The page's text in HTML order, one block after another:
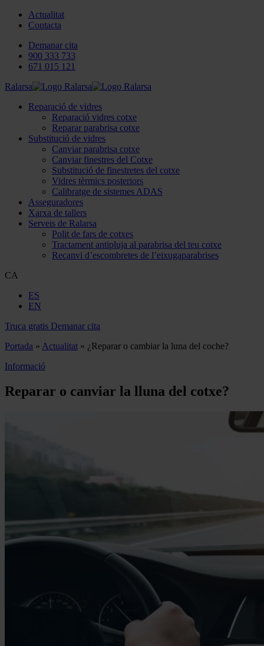
Actualitat
Contacta
Demanar cita
900 333 733
671 015 121
Ralarsa
Reparació de vidres
Reparació vidres cotxe
Reparar parabrisa cotxe
Substitució de vidres
Canviar parabrisa cotxe
Canviar finestres del Cotxe
Substitució de finestretes del cotxe
Vidres tèrmics posteriors
Calibratge de sistemes ADAS
Asseguradores
Xarxa de tallers
Serveis de Ralarsa
Polit de fars de cotxes
Tractament antipluja al parabrisa del teu cotxe
Recanvi d’escombretes de l’eixugaparabrises
CA
ES
EN
Truca gratis Demanar cita
Portada » Actualitat » ¿Reparar o cambiar la luna del coche?
Informació
Reparar o canviar la lluna del cotxe?